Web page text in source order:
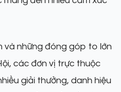
và những đóng góp to lớn
các đơn vị trực thuộc
giải thưởng, danh hiệu